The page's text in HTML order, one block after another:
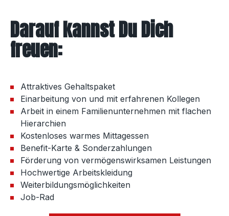
Darauf kannst Du Dich
freuen:
Attraktives Gehaltspaket
Einarbeitung von und mit erfahrenen Kollegen
Arbeit in einem Familienunternehmen mit flachen
Hierarchien
Kostenloses warmes Mittagessen
Benefit-Karte & Sonderzahlungen
Förderung von vermögenswirksamen Leistungen
Hochwertige Arbeitskleidung
Weiterbildungsmöglichkeiten
Job-Rad